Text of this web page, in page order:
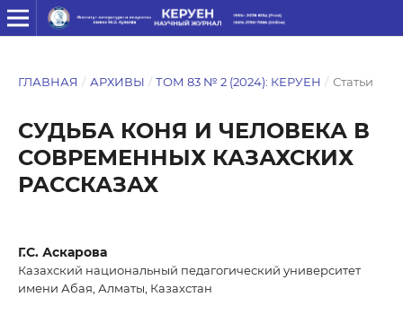
ГЛАВНАЯ / АРХИВЫ / ТОМ 83 № 2 (2024): КЕРУЕН / Статьи
СУДЬБА КОНЯ И ЧЕЛОВЕКА В
СОВРЕМЕННЫХ КАЗАХСКИХ
РАССКАЗАХ
Г.С. Аскарова
Казахский национальный педагогический университет
имени Абая, Алматы, Казахстан